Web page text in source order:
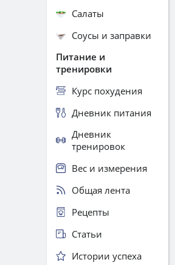
Салаты
Соусы и заправки
Питание и
тренировки
Курс похудения
Дневник питания
Дневник
тренировок
Вес и измерения
Общая лента
Рецепты
Статьи
Истории успеха